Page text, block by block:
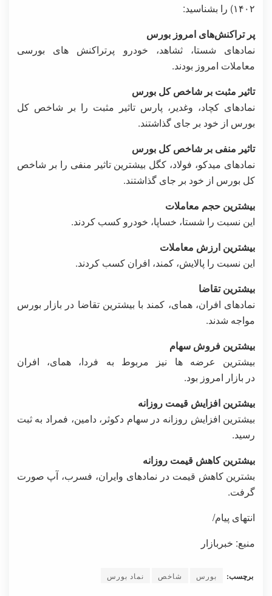
۱۴۰۲) را بشناسید:
پر تراکنش‌های امروز بورس
نمادهای شستا، ثشاهد، خودرو پرتراکنش های بورسی
معاملات امروز بودند.
تاثیر مثبت بر شاخصکل بورس
نمادهای کچاد، وغدیر، پارس تاثیر مثبت را بر شاخص کل
بورس از خود بر جای گذاشتند.
تاثیر منفی بر شاخصکل بورس
نمادهای میدکو، فولاد، کگل بیشترین تاثیر منفی را بر شاخص
کل بورس از خود بر جای گذاشتند.
بیشترین حجم معاملات
این نسبت را شستا، خساپا، خودرو کسب کردند.
بیشترین ارزش معاملات
این نسبت را پالایش، کمند، افران کسب کردند.
بیشترینتقاضا
نمادهای افران، همای، کمند با بیشترین تقاضا در بازار بورس
مواجه شدند.
بیشترین فروش سهام
بیشترین عرضه ها نیز مربوط به فردا، همای، افران
در بازار امروز بود.
بیشترین افزایش قیمت روزانه
بیشترین افزایش روزانه در سهام دکوثر، دامین، فمراد به ثبت
رسید.
بیشترینکاهش قیمت روزانه
بشترین کاهش قیمت در نمادهای وایران، فسرب، آپ صورت
گرفت.
انتهای پیام/
منبع: خبربازار
برچسب: بورس شاخص نماد بورس